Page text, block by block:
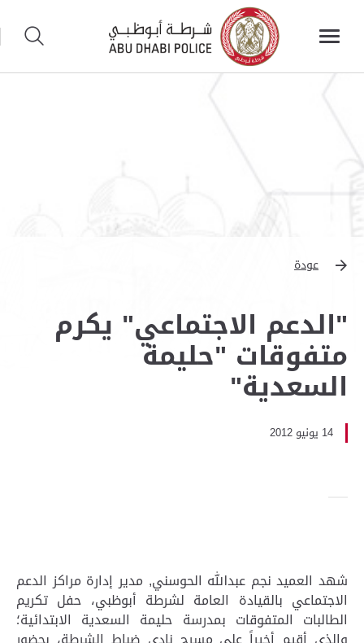
عودة
"الدعم الاجتماعي" يكرم
متفوقات "حليمة
السعدية"
14 يونيو 2012
شهد العميد نجم عبدالله الحوسني, مدير إدارة مراكز الدعم
الاجتماعي بالقيادة العامة لشرطة أبوظبي، حفل تكريم
الطالبات المتفوقات بمدرسة حليمة السعدية الابتدائية؛